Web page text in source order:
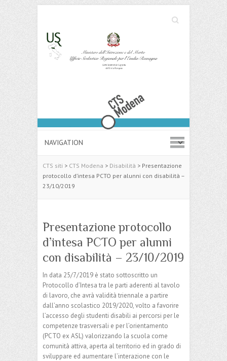
Search
Cerca
CTS siti > CTS Modena > Disabilità > Presentazione
protocollo d’intesa PCTO per alunni con disabilità –
23/10/2019
Presentazione protocollo
d’intesa PCTO per alunni
con disabilità – 23/10/2019
In data 25/7/2019 è stato sottoscritto un
Protocollo d’Intesa tra le parti aderenti al tavolo
di lavoro, che avrà validità triennale a partire
dall’anno scolastico 2019/2020, volto a favorire
l’accesso degli studenti disabili ai percorsi per le
competenze trasversali e per l’orientamento
(PCTO ex ASL) valorizzando la scuola come
comunità attiva, aperta al territorio ed in grado di
sviluppare ed aumentare l’interazione con le